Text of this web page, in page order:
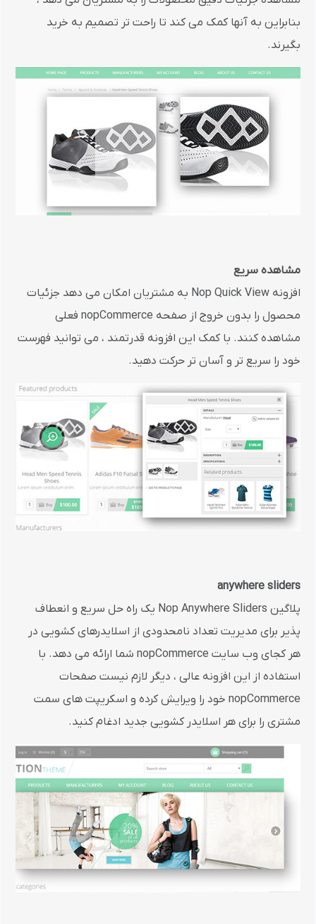
بنابراین به آنها کمک می کند تا راحت تر تصمیم به خرید
بگیرند.
مشاهده سریع
افزونه Nop Quick View به مشتریان امکان می دهد جزئیات
محصول را بدون خروج از صفحه nopCommerce فعلی
مشاهده کنند. با کمک این افزونه قدرتمند ، می توانید فهرست
خود را سریع تر و آسان تر حرکت دهید.
anywhere sliders
پلاگین Nop Anywhere Sliders یک راه حل سریع و انعطاف
پذیر برای مدیریت تعداد نامحدودی از اسلایدرهای کشویی در
هر کجای وب سایت nopCommerce شما ارائه می دهد. با
استفاده از این افزونه عالی ، دیگر لازم نیست صفحات
nopCommerce خود را ویرایش کرده و اسکریپت های سمت
مشتری را برای هر اسلایدر کشویی جدید ادغام کنید.